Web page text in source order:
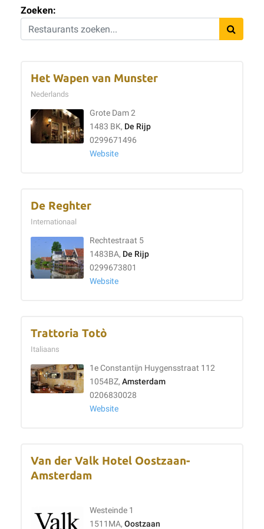
Zoeken:
Het Wapen van Munster
Nederlands
Grote Dam 2
1483 BK, De Rijp
0299671496
Website
De Reghter
Internationaal
Rechtestraat 5
1483BA, De Rijp
0299673801
Website
Trattoria Totò
Italiaans
1e Constantijn Huygensstraat 112
1054BZ, Amsterdam
0206830028
Website
Van der Valk Hotel Oostzaan-
Amsterdam
Westeinde 1
1511MA, Oostzaan